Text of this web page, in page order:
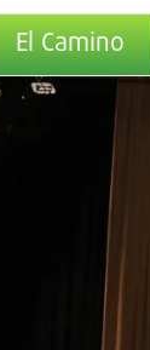
El Camino